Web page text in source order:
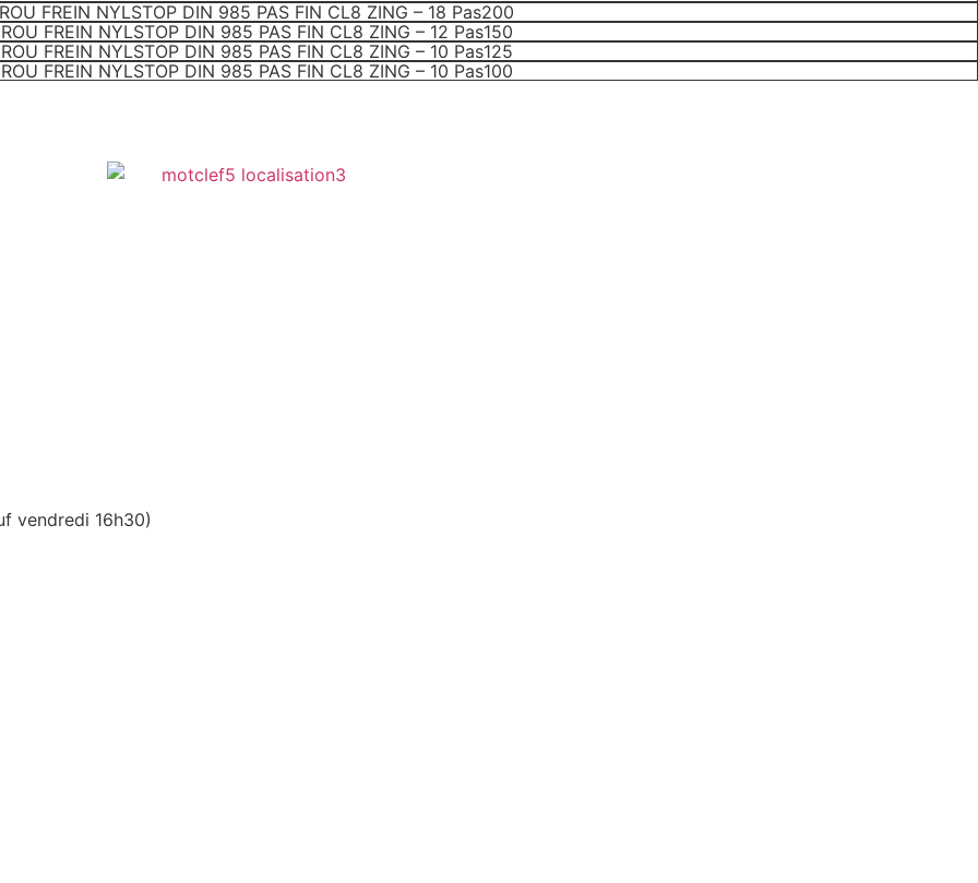
FREIN NYLSTOP DIN 985 PAS FIN CL8 ZING – 18 Pas200
FREIN NYLSTOP DIN 985 PAS FIN CL8 ZING – 12 Pas150
FREIN NYLSTOP DIN 985 PAS FIN CL8 ZING – 10 Pas125
FREIN NYLSTOP DIN 985 PAS FIN CL8 ZING – 10 Pas100
vendredi 16h30)